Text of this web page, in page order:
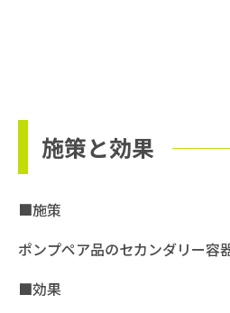
施策と効果
■施策
ポンプペア品のセカンダリー容
■効果